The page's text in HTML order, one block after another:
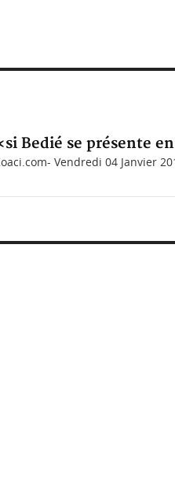
Bedié se présente
Vendredi 04 Janvier